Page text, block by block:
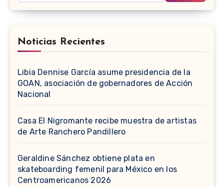
Noticias Recientes
Libia Dennise García asume presidencia de la
GOAN, asociación de gobernadores de Acción
Nacional
Casa El Nigromante recibe muestra de artistas
de Arte Ranchero Pandillero
Geraldine Sánchez obtiene plata en
skateboarding femenil para México en los
Centroamericanos 2026